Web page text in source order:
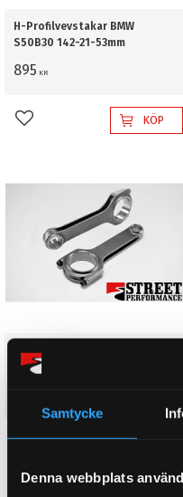
Samtycke
Denna webbplats
H-Profilvevstakar BMW
S50B30 142-21-53mm
895 KR
Lägg till i favoriterKÖP
H-Profilvevstakar BMW S54
139-21-53mm